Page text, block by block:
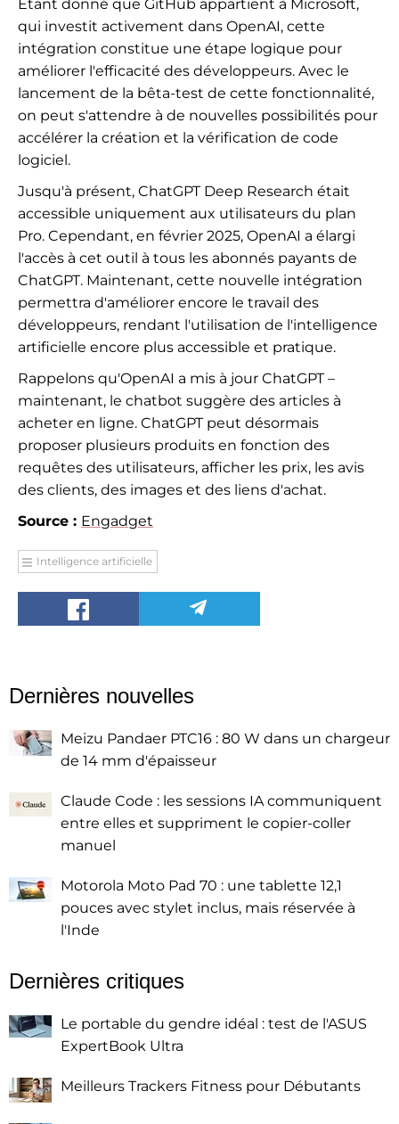
Étant donné que GitHub appartient à Microsoft,
qui investit activement dans OpenAI, cette
intégration constitue une étape logique pour
améliorer l'efficacité des développeurs. Avec le
lancement de la bêta-test de cette fonctionnalité,
on peut s'attendre à de nouvelles possibilités pour
accélérer la création et la vérification de code
logiciel.
Jusqu'à présent, ChatGPT Deep Research était
accessible uniquement aux utilisateurs du plan
Pro. Cependant, en février 2025, OpenAI a élargi
l'accès à cet outil à tous les abonnés payants de
ChatGPT. Maintenant, cette nouvelle intégration
permettra d'améliorer encore le travail des
développeurs, rendant l'utilisation de l'intelligence
artificielle encore plus accessible et pratique.
Rappelons qu'OpenAI a mis à jour ChatGPT –
maintenant, le chatbot suggère des articles à
acheter en ligne. ChatGPT peut désormais
proposer plusieurs produits en fonction des
requêtes des utilisateurs, afficher les prix, les avis
des clients, des images et des liens d'achat.
Source : Engadget
Intelligence artificielle
Dernières nouvelles
Meizu Pandaer PTC16 : 80 W dans un chargeur
de 14 mm d'épaisseur
Claude Code : les sessions IA communiquent
entre elles et suppriment le copier-coller
manuel
Motorola Moto Pad 70 : une tablette 12,1
pouces avec stylet inclus, mais réservée à
l'Inde
Dernières critiques
Le portable du gendre idéal : test de l'ASUS
ExpertBook Ultra
Meilleurs Trackers Fitness pour Débutants